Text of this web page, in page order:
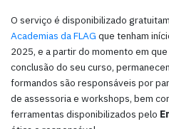
O serviço é disponibilizado
Academias da FLAG que tenham
2025, e a partir do momento em
conclusão do seu curso,
formandos são responsáveis por
de assessoria e workshops, bem
ferramentas disponibilizados pelo